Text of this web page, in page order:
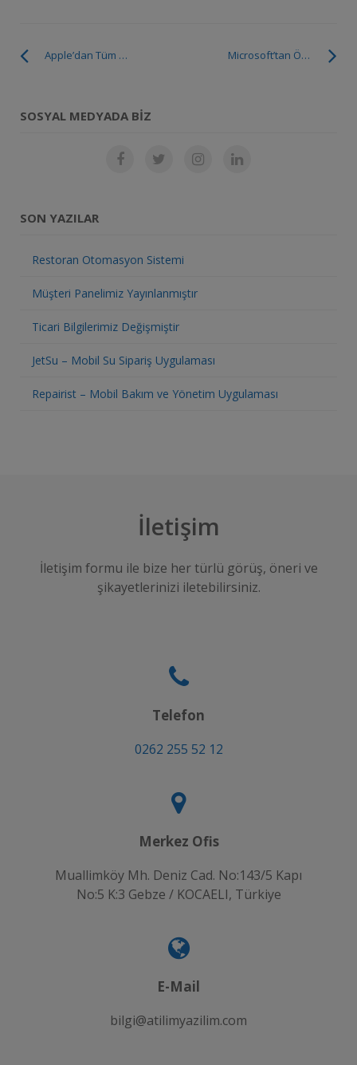
Microsoft’tan Önemli Kış Saati Güncellemesi
Apple’dan Tüm İşletim Sistemlerine Güncelleme!
SOSYAL MEDYADA BIZ
SON YAZILAR
Restoran Otomasyon Sistemi
Müşteri Panelimiz Yayınlanmıştır
Ticari Bilgilerimiz Değişmiştir
JetSu – Mobil Su Sipariş Uygulaması
Repairist – Mobil Bakım ve Yönetim Uygulaması
İletişim
İletişim formu ile bize her türlü görüş, öneri ve
şikayetlerinizi iletebilirsiniz.
Telefon
0262 255 52 12
Merkez Ofis
Muallimköy Mh. Deniz Cad. No:143/5 Kapı
No:5 K:3 Gebze / KOCAELI, Türkiye
E-Mail
bilgi@atilimyazilim.com